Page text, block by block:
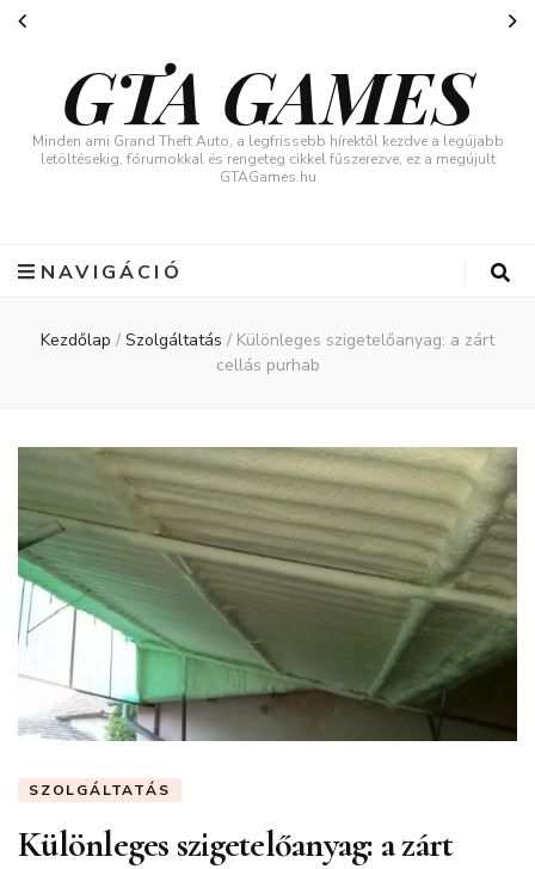
GTA GAMES
Minden ami Grand Theft Auto, a legfrissebb hírektől kezdve a legújabb
letöltésekig, fórumokkal és rengeteg cikkel fűszerezve, ez a megújult
GTAGames.hu
NAVIGÁCIÓ
Kezdőlap / Szolgáltatás / Különleges szigetelőanyag: a zárt
cellás purhab
SZOLGÁLTATÁS
Különleges szigetelőanyag: a zárt